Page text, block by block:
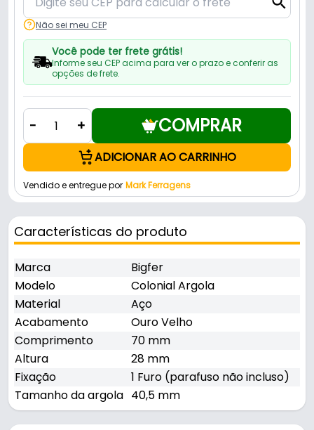
Não sei meu CEP
Você pode ter frete grátis!
Informe seu CEP acima para ver o prazo e conferir as
opções de frete.
- + COMPRAR
ADICIONAR AO CARRINHO
Vendido e entregue por Mark Ferragens
Características do produto
Marca
Bigfer
Modelo
Colonial Argola
Material
Aço
Acabamento
Ouro Velho
Comprimento
70 mm
Altura
28 mm
Fixação
1 Furo (parafuso não incluso)
Tamanho da argola 40,5 mm